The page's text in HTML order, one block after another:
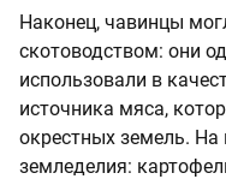
Наконец, чавинцы
скотоводством: они
использовали в
источника мяса,
окрестных земель.
земледелия: